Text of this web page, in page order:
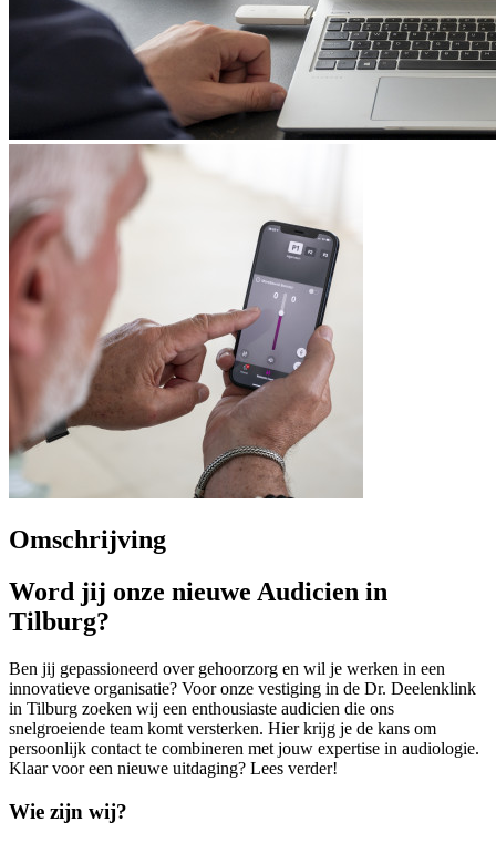
Omschrijving
Word jij onze nieuwe Audicien in
Tilburg?
Ben jij gepassioneerd over gehoorzorg en wil je werken in een
innovatieve organisatie? Voor onze vestiging in de Dr. Deelenklink
in Tilburg zoeken wij een enthousiaste audicien die ons
snelgroeiende team komt versterken. Hier krijg je de kans om
persoonlijk contact te combineren met jouw expertise in audiologie.
Klaar voor een nieuwe uitdaging? Lees verder!
Wie zijn wij?